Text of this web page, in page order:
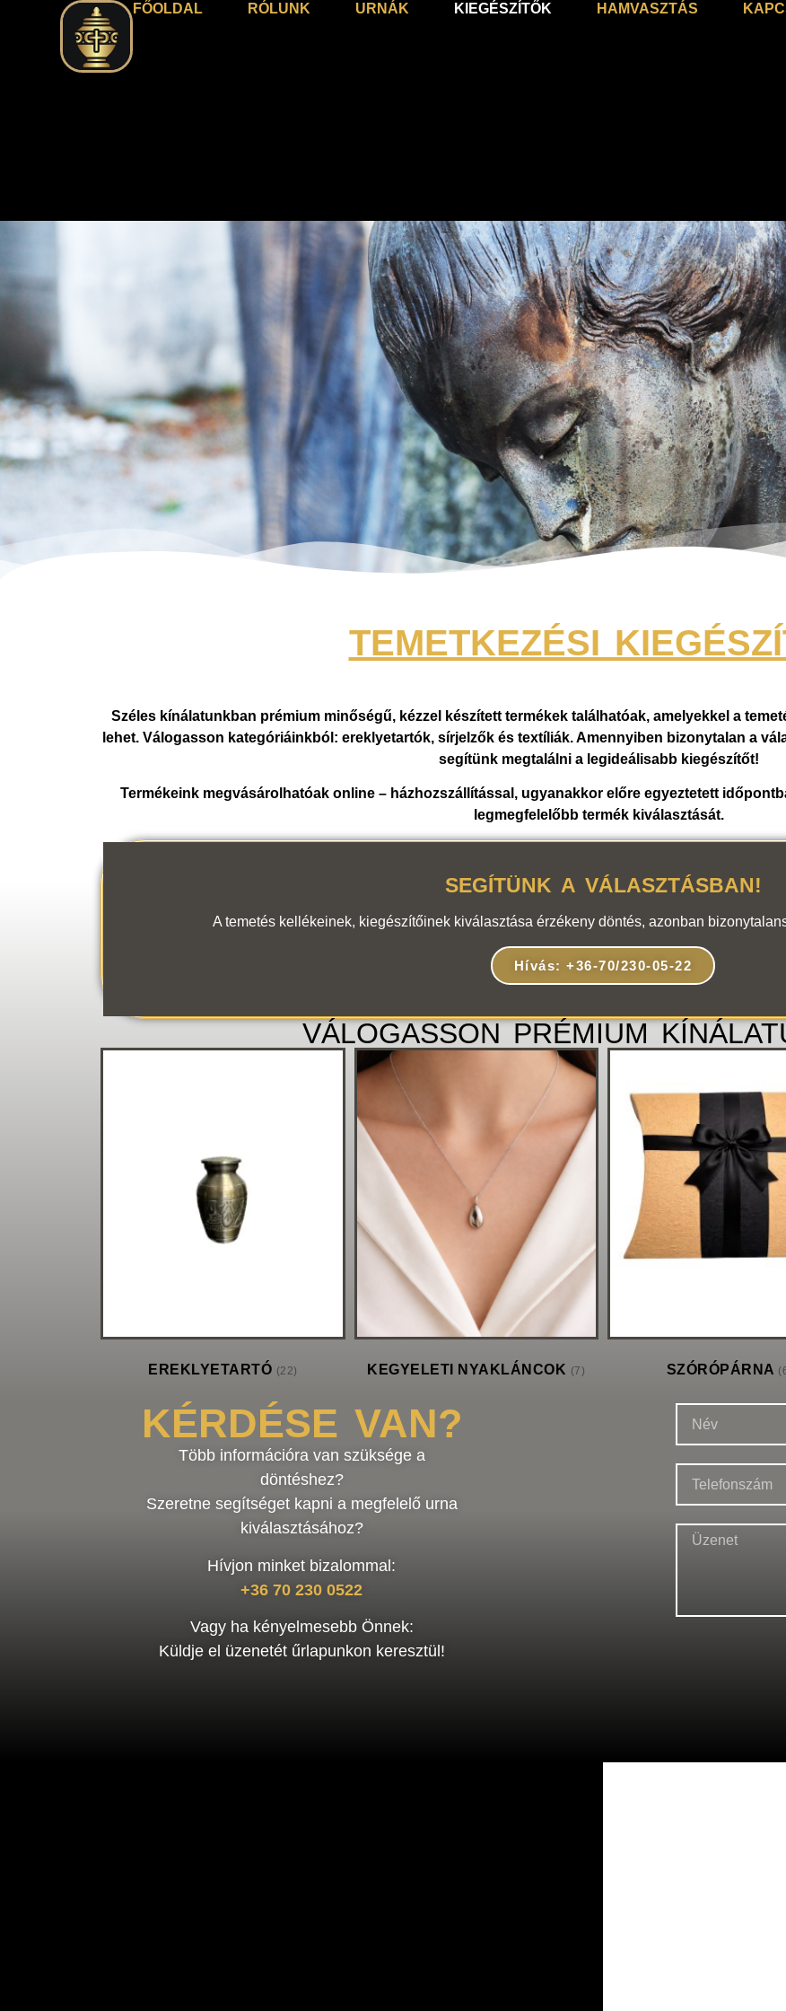
FŐOLDAL RÓLUNK URNÁK KIEGÉSZÍTŐK HAMVASZTÁS
TEMETKEZÉSI
Széles kínálatunkban prémium minőségű, kézzel készített termékek találhatóak, amelyekkel a
lehet. Válogasson kategóriáinkból: ereklyetartók, sírjelzők és textíliák. Amennyiben bizonytalan a
segítünk megtalálni a legideálisabb kiegészítőt!
Termékeink megvásárolhatóak online – házhozszállítással, ugyanakkor előre egyeztetett
legmegfelelőbb termék kiválasztását.
SEGÍTÜNK A VÁLASZTÁSBAN!
A temetés kellékeinek, kiegészítőinek kiválasztása érzékeny döntés, azonban
Hívás: +36-70/230-05-22
VÁLOGASSON PRÉMIUM
EREKLYETARTÓ (22) KEGYELETI NYAKLÁNCOK (7) SZÓRÓPÁRNA
KÉRDÉSE VAN?
Több információra van szüksége a
döntéshez?
Szeretne segítséget kapni a megfelelő urna
kiválasztásához?
Hívjon minket bizalommal:
+36 70 230 0522
Vagy ha kényelmesebb Önnek:
Küldje el üzenetét űrlapunkon keresztül!